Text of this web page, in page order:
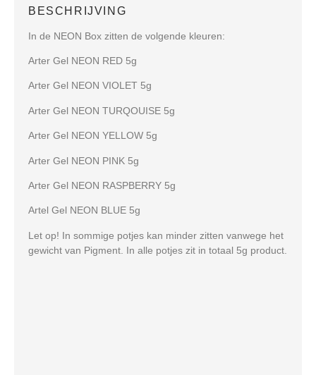
BESCHRIJVING
In de NEON Box zitten de volgende kleuren:
Arter Gel NEON RED 5g
Arter Gel NEON VIOLET 5g
Arter Gel NEON TURQOUISE 5g
Arter Gel NEON YELLOW 5g
Arter Gel NEON PINK 5g
Arter Gel NEON RASPBERRY 5g
Artel Gel NEON BLUE 5g
Let op! In sommige potjes kan minder zitten vanwege het
gewicht van Pigment. In alle potjes zit in totaal 5g product.